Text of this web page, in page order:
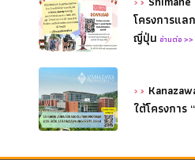
โครงการแล
ญี่ปุ่น อ่านต่อ >>
ใต้โครงการ